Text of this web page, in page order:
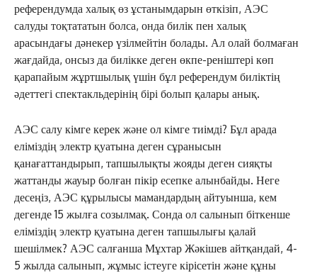
референдумда халық өз ұстанымдарын өткізіп, АЭС
салуды тоқтататын болса, онда билік пен халық
арасындағы дәнекер үзілмейтін болады. Ал олай болмаған
жағдайда, онсыз да билікке деген өкпе-реніштері көп
қарапайым жұртшылық үшін бұл референдум биліктің
әдеттегі спектакльдерінің бірі болып қалары анық.
АЭС салу кімге керек және ол кімге тиімді? Бұл арада
еліміздің электр қуатына деген сұранысын
қанағаттандырып, тапшылықты жояды деген сияқты
жаттанды жауыр болған пікір есепке алынбайды. Неге
десеңіз, АЭС құрылысы мамандардың айтуынша, кем
дегенде 15 жылға созылмақ. Сонда ол салынып біткенше
еліміздің электр қуатына деген тапшылығы қалай
шешілмек? АЭС салғанша Мұхтар Жәкішев айтқандай, 4-
5 жылда салынып, жұмыс істеуге кірісетін және құны